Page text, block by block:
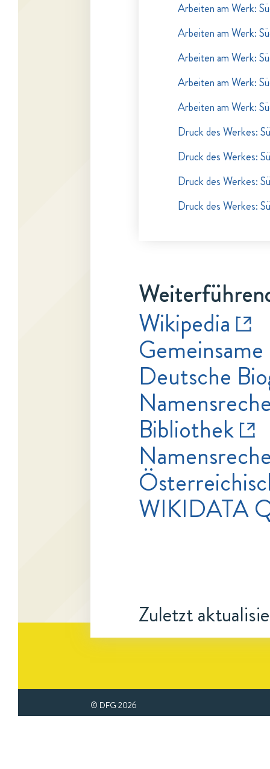
Arbeiten am Werk:
Arbeiten am Werk:
Arbeiten am Werk:
Arbeiten am Werk:
Arbeiten am Werk:
Druck des Werkes:
Druck des Werkes:
Druck des Werkes:
Druck des Werkes:
Wikipedia
Deutsche
Bibliothek
WIKIDATA
Zuletzt
© DFG 2026